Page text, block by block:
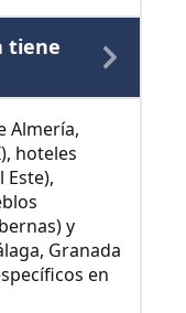
tiene
Almería,
hoteles
Este),
y
Granada
en